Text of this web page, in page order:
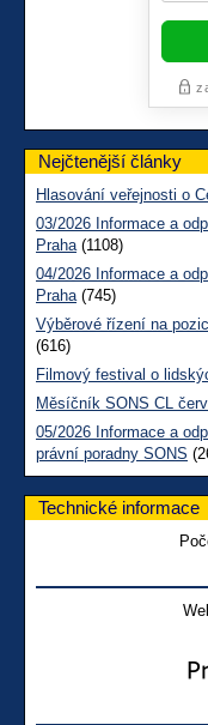
Nejčtenější články
Hlasování veřejnosti o
03/2026 Informace a
Praha(1108)
04/2026 Informace a
Praha(745)
Výběrové řízení na
(616)
Filmový festival o
Měsíčník SONS CL
05/2026 Informace a
právní poradny SONS
Technické informace